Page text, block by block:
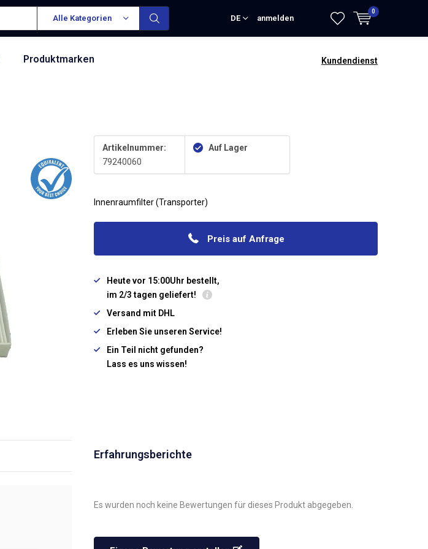
Alle Kategorien DE anmelden
0
Produktmarken Kundendienst
Artikelnummer:
79240060
Auf Lager
Innenraumfilter (Transporter)
Preis auf Anfrage
Heute vor 15:00Uhr bestellt,
im 2/3 tagen geliefert!
Versand mit DHL
Erleben Sie unseren Service!
Ein Teil nicht gefunden?
Lass es uns wissen!
Erfahrungsberichte
Es wurden noch keine Bewertungen für dieses Produkt abgegeben.